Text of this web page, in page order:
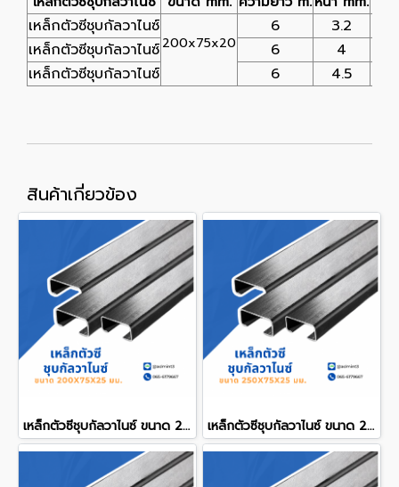
เหล็กตัวซีชุบกัลวาไนซ์
200x75x20
6
3.2
เหล็กตัวซีชุบกัลวาไนซ์
6
4
เหล็กตัวซีชุบกัลวาไนซ์
6 4.5
สินค้าเกี่ยวข้อง
เหล็กตัวซีชุบกัลวาไนซ์ ขนาด 200x75x25 mm. เหล็กตัวซีชุบกัลวาไนซ์ ขนาด 250x75x25 mm.